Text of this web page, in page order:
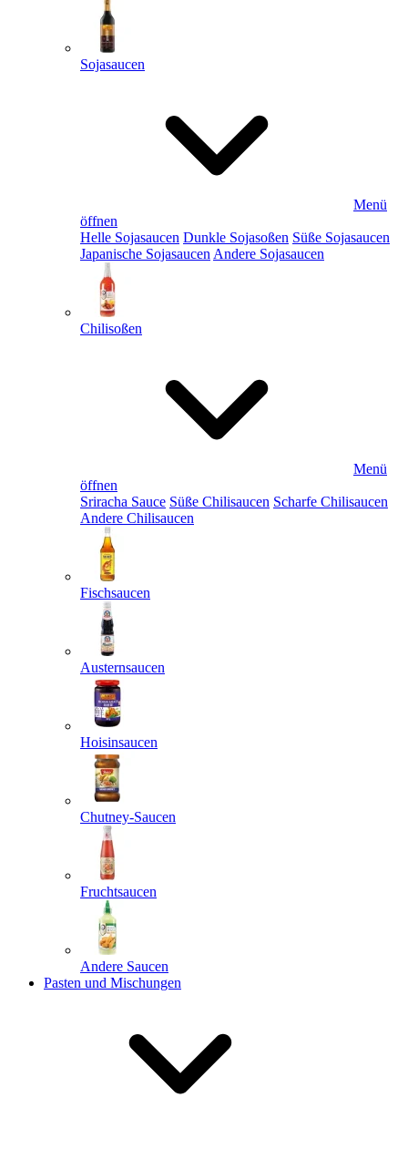
Sojasaucen
Menü
öffnen
Helle Sojasaucen Dunkle Sojasoßen Süße Sojasaucen
Japanische Sojasaucen Andere Sojasaucen
Chilisoßen
Menü
öffnen
Sriracha Sauce Süße Chilisaucen Scharfe Chilisaucen
Andere Chilisaucen
Fischsaucen
Austernsaucen
Hoisinsaucen
Chutney-Saucen
Fruchtsaucen
Andere Saucen
Pasten und Mischungen